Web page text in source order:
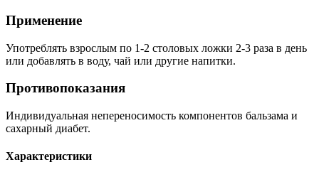
Применение
Употреблять взрослым по 1-2 столовых ложки 2-3 раза в день
или добавлять в воду, чай или другие напитки.
Противопоказания
Индивидуальная непереносимость компонентов бальзама и
сахарный диабет.
Характеристики